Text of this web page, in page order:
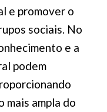
e promover o
sociais. No
e a
podem
mais ampla do